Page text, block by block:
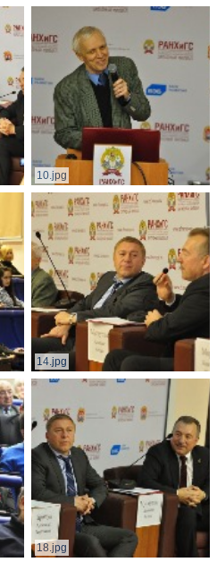
10.jpg
14.jpg
18.jpg